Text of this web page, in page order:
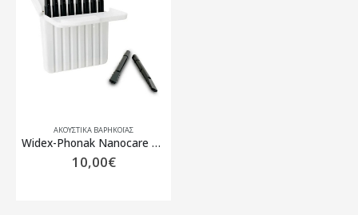
ΑΚΟΥΣΤΙΚΑ ΒΑΡΗΚΟΪΑΣ
Widex-Phonak Nanocare Φιλτράκια Ακουστικών Βαρηκοΐας
10,00€